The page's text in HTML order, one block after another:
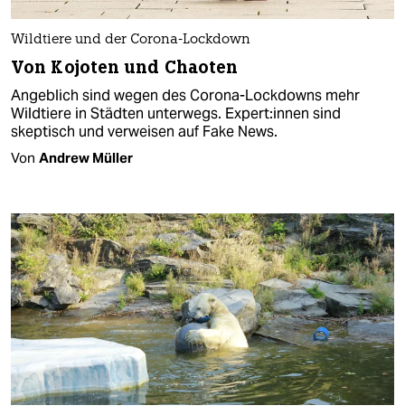
Wildtiere und der Corona-Lockdown
Von Kojoten und Chaoten
Angeblich sind wegen des Corona-Lockdowns mehr
Wildtiere in Städten unterwegs. Expert:innen sind
skeptisch und verweisen auf Fake News.
Von Andrew Müller